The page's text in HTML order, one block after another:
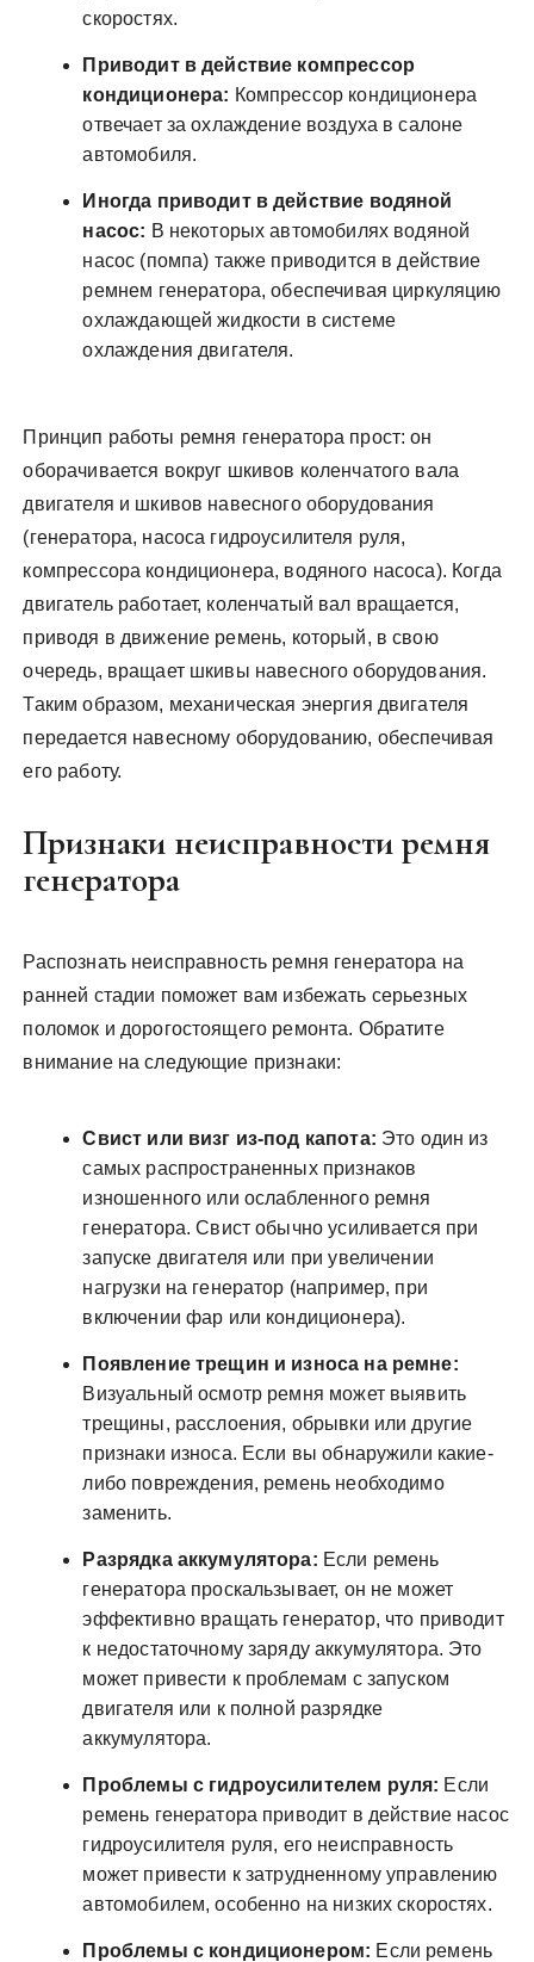
скоростях.
Приводит в действие компрессор
кондиционера: Компрессор кондиционера
отвечает за охлаждение воздуха в салоне
автомобиля.
Иногда приводит в действие водяной
насос: В некоторых автомобилях водяной
насос (помпа) также приводится в действие
ремнем генератора, обеспечивая циркуляцию
охлаждающей жидкости в системе
охлаждения двигателя.
Принцип работы ремня генератора прост: он
оборачивается вокруг шкивов коленчатого вала
двигателя и шкивов навесного оборудования
(генератора, насоса гидроусилителя руля,
компрессора кондиционера, водяного насоса). Когда
двигатель работает, коленчатый вал вращается,
приводя в движение ремень, который, в свою
очередь, вращает шкивы навесного оборудования.
Таким образом, механическая энергия двигателя
передается навесному оборудованию, обеспечивая
его работу.
Признаки неисправности ремня
генератора
Распознать неисправность ремня генератора на
ранней стадии поможет вам избежать серьезных
поломок и дорогостоящего ремонта. Обратите
внимание на следующие признаки:
Свист или визг из-под капота: Это один из
самых распространенных признаков
изношенного или ослабленного ремня
генератора. Свист обычно усиливается при
запуске двигателя или при увеличении
нагрузки на генератор (например, при
включении фар или кондиционера).
Появление трещин и износа на ремне:
Визуальный осмотр ремня может выявить
трещины, расслоения, обрывки или другие
признаки износа. Если вы обнаружили какие-
либо повреждения, ремень необходимо
заменить.
Разрядка аккумулятора: Если ремень
генератора проскальзывает, он не может
эффективно вращать генератор, что приводит
к недостаточному заряду аккумулятора. Это
может привести к проблемам с запуском
двигателя или к полной разрядке
аккумулятора.
Проблемы с гидроусилителем руля: Если
ремень генератора приводит в действие насос
гидроусилителя руля, его неисправность
может привести к затрудненному управлению
автомобилем, особенно на низких скоростях.
Проблемы с кондиционером: Если ремень